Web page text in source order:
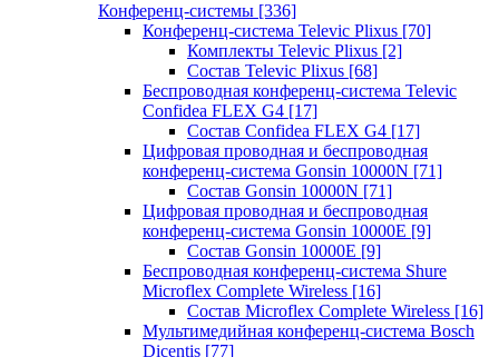
Конференц-системы [336]
Конференц-система Televic Plixus [70]
Комплекты Televic Plixus [2]
Состав Televic Plixus [68]
Беспроводная конференц-система Televic
Confidea FLEX G4 [17]
Состав Confidea FLEX G4 [17]
Цифровая проводная и беспроводная
конференц-система Gonsin 10000N [71]
Состав Gonsin 10000N [71]
Цифровая проводная и беспроводная
конференц-система Gonsin 10000E [9]
Состав Gonsin 10000E [9]
Беспроводная конференц-система Shure
Microflex Complete Wireless [16]
Состав Microflex Complete Wireless [16]
Мультимедийная конференц-система Bosch
Dicentis [77]